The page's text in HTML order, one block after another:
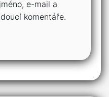
e-mail a
komentáře.